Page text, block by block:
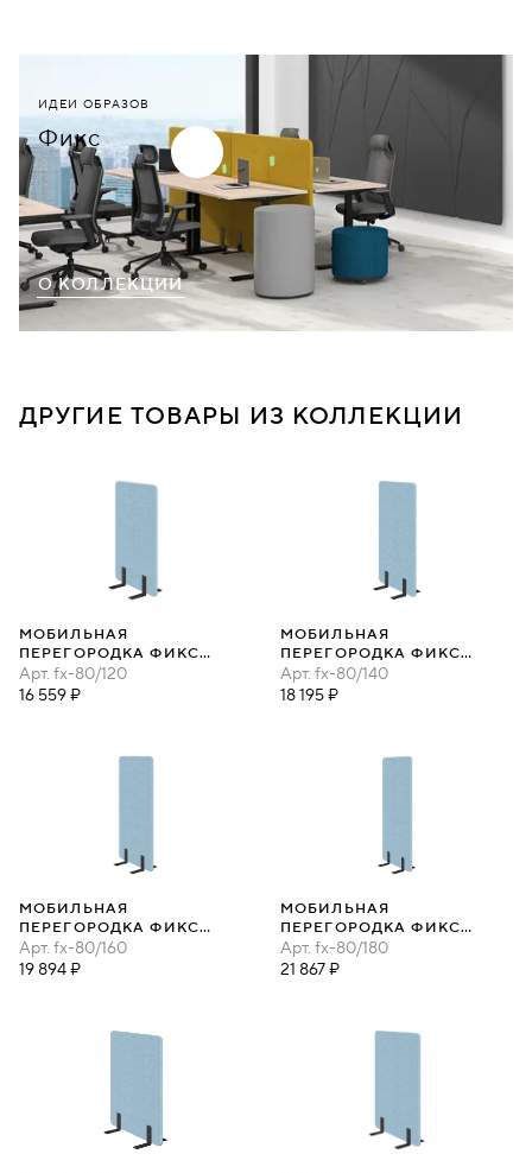
ИДЕИ ОБРАЗОВ
Фикс
О КОЛЛЕКЦИИ
ДРУГИЕ ТОВАРЫ ИЗ КОЛЛЕКЦИИ
МОБИЛЬНАЯ
ПЕРЕГОРОДКА ФИКС
80Х120
Арт. fx-80/120
16 559 ₽
МОБИЛЬНАЯ
ПЕРЕГОРОДКА ФИКС
80Х140
Арт. fx-80/140
18 195 ₽
МОБИЛЬНАЯ
ПЕРЕГОРОДКА ФИКС
80Х160
Арт. fx-80/160
19 894 ₽
МОБИЛЬНАЯ
ПЕРЕГОРОДКА ФИКС
80Х180
Арт. fx-80/180
21 867 ₽